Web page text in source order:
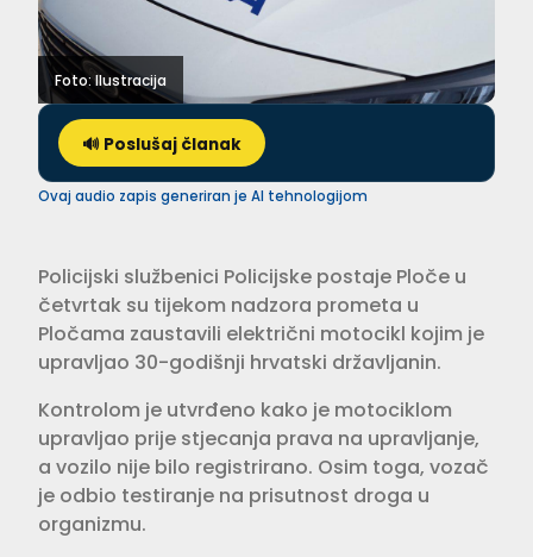
Foto: Ilustracija
🔊 Poslušaj članak
Ovaj audio zapis generiran je AI tehnologijom
Policijski službenici Policijske postaje Ploče u
četvrtak su tijekom nadzora prometa u
Pločama zaustavili električni motocikl kojim je
upravljao 30-godišnji hrvatski državljanin.
Kontrolom je utvrđeno kako je motociklom
upravljao prije stjecanja prava na upravljanje,
a vozilo nije bilo registrirano. Osim toga, vozač
je odbio testiranje na prisutnost droga u
organizmu.